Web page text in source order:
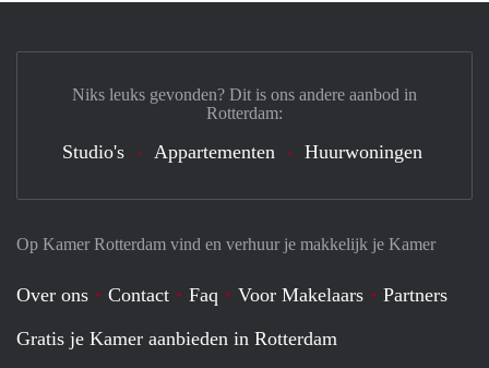
Op Kamer Rotterdam vind en verhuur je makkelijk je Kamer
Over ons Contact Faq Voor Makelaars
Partners
Gratis je Kamer aanbieden in Rotterdam
Niks leuks gevonden? Dit is ons andere aanbod in
Rotterdam:
Studio's Appartementen Huurwoningen